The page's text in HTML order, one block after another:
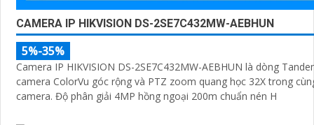
CAMERA IP HIKVISION DS-2SE7C432MW-AEBHUN
5%-35%
Camera IP HIKVISION DS-2SE7C432MW-AEBHUN là dòng
camera ColorVu góc rộng và PTZ zoom quang học 32X trong
camera. Độ phân giải 4MP hồng ngoại 200m chuẩn nén H